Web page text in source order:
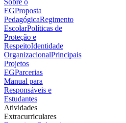
Sobre o
EGProposta
PedagógicaRegimento
EscolarPolíticas de
Proteção e
RespeitoIdentidade
OrganizacionalPrincipais
Projetos
EGParcerias
Manual para
Responsáveis e
Estudantes
Atividades
Extracurriculares